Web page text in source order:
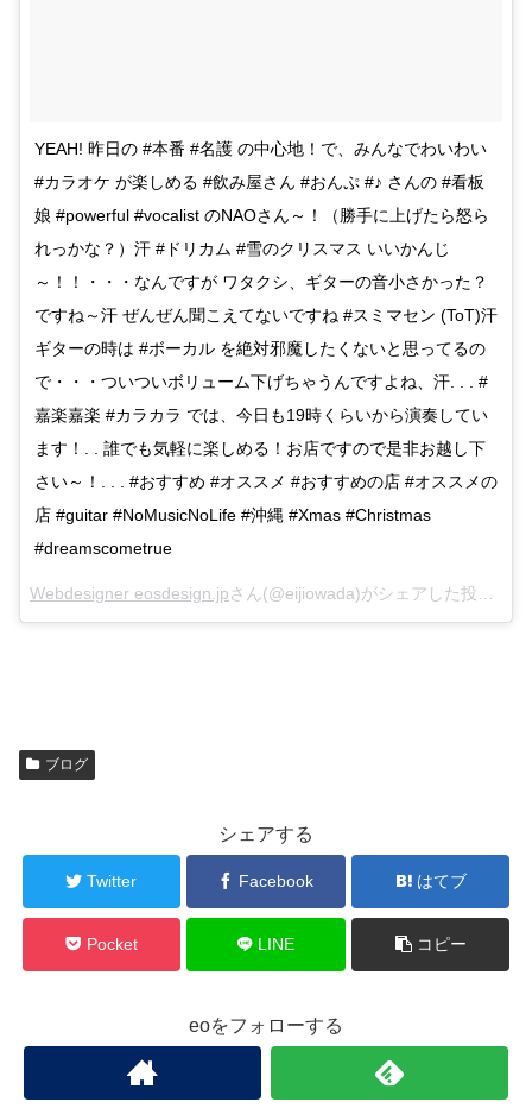
YEAH! 昨日の #本番 #名護 の中心地！で、みんなでわいわい
#カラオケ が楽しめる #飲み屋さん #おんぷ #♪ さんの #看板
娘 #powerful #vocalist のNAOさん～！（勝手に上げたら怒ら
れっかな？）汗 #ドリカム #雪のクリスマス いいかんじ
～！！・・・なんですが ワタクシ、ギターの音小さかった？
ですね～汗 ぜんぜん聞こえてないですね #スミマセン (ToT)汗
ギターの時は #ボーカル を絶対邪魔したくないと思ってるの
で・・・ついついボリューム下げちゃうんですよね、汗. . . #
嘉楽嘉楽 #カラカラ では、今日も19時くらいから演奏してい
ます！. . 誰でも気軽に楽しめる！お店ですので是非お越し下
さい～！. . . #おすすめ #オススメ #おすすめの店 #オススメの
店 #guitar #NoMusicNoLife #沖縄 #Xmas #Christmas
#dreamscometrue
Webdesigner eosdesign.jpさん(@eijiowada)がシェアした投稿 –
ブログ
シェアする
Twitter Facebook はてブ
Pocket LINE コピー
eoをフォローする